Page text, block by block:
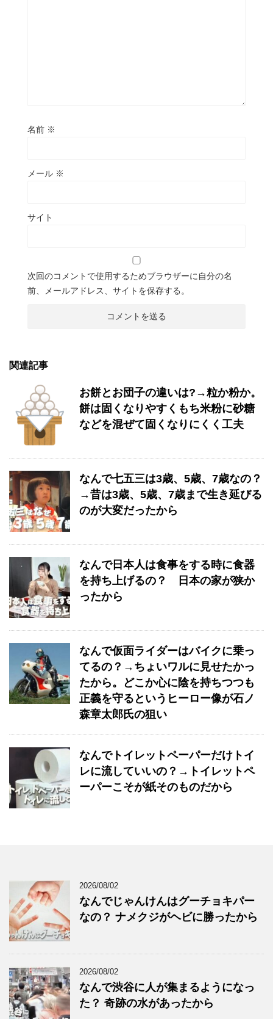
名前 ※
メール ※
サイト
次回のコメントで使用するためブラウザーに自分の名
前、メールアドレス、サイトを保存する。
関連記事
お餅とお団子の違いは?→粒か粉か。
餅は固くなりやすくもち米粉に砂糖
などを混ぜて固くなりにくく工夫
なんで七五三は3歳、5歳、7歳なの？
→昔は3歳、5歳、7歳まで生き延びる
のが大変だったから
なんで日本人は食事をする時に食器
を持ち上げるの？ 日本の家が狭か
ったから
なんで仮面ライダーはバイクに乗っ
てるの？→ちょいワルに見せたかっ
たから。どこか心に陰を持ちつつも
正義を守るというヒーロー像が石ノ
森章太郎氏の狙い
なんでトイレットペーパーだけトイ
レに流していいの？→トイレットペ
ーパーこそが紙そのものだから
2026/08/02
なんでじゃんけんはグーチョキパー
なの？ ナメクジがヘビに勝ったから
2026/08/02
なんで渋谷に人が集まるようになっ
た？ 奇跡の水があったから